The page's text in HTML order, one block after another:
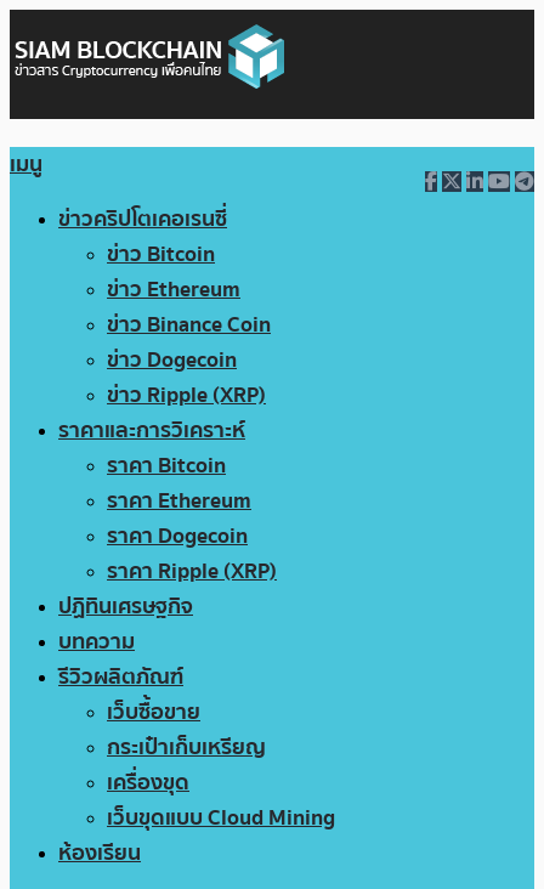
เมนู
ข่าวคริปโตเคอเรนซี่
ข่าว Bitcoin
ข่าว Ethereum
ข่าว Binance Coin
ข่าว Dogecoin
ข่าว Ripple (XRP)
ราคาและการวิเคราะห์
ราคา Bitcoin
ราคา Ethereum
ราคา Dogecoin
ราคา Ripple (XRP)
ปฏิทินเศรษฐกิจ
บทความ
รีวิวผลิตภัณฑ์
เว็บซื้อขาย
กระเป๋าเก็บเหรียญ
เครื่องขุด
เว็บขุดแบบ Cloud Mining
ห้องเรียน